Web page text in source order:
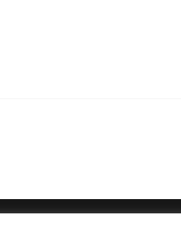
SebKijk | KvK-nummer: